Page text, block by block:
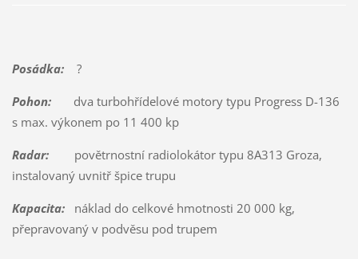
Posádka:?
Pohon:dva turbohřídelové motory typu Progress D-136
s max. výkonem po 11 400 kp
Radar:povětrnostní radiolokátor typu 8A313 Groza,
instalovaný uvnitř špice trupu
Kapacita:náklad do celkové hmotnosti 20 000 kg,
přepravovaný v podvěsu pod trupem